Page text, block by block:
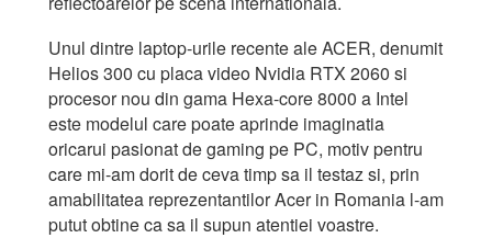
Unul dintre laptop-urile recente ale ACER, denumit
Helios 300 cu placa video Nvidia RTX 2060 si
procesor nou din gama Hexa-core 8000 a Intel
este modelul care poate aprinde imaginatia
oricarui pasionat de gaming pe PC, motiv pentru
care mi-am dorit de ceva timp sa il testaz si, prin
amabilitatea reprezentantilor Acer in Romania l-am
putut obtine ca sa il supun atentiei voastre.